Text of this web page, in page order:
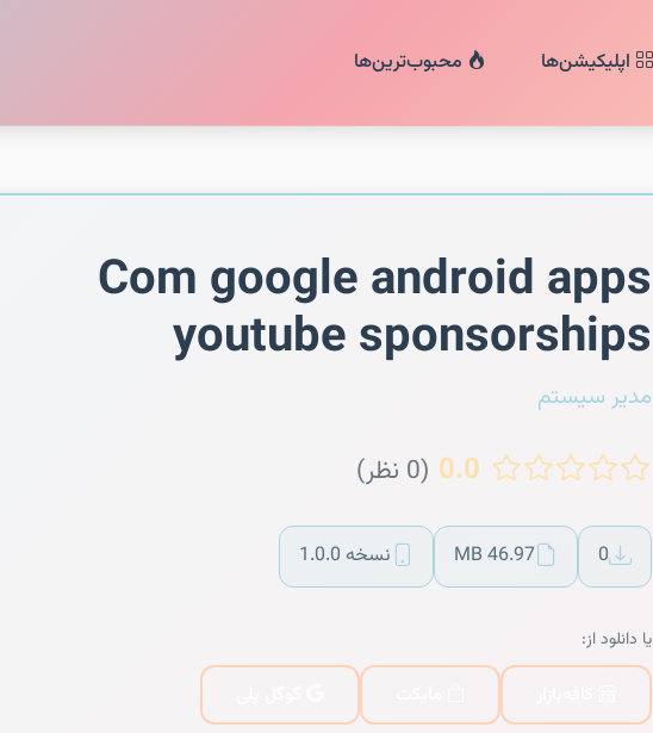
اپلیکیشن‌ها محبوب‌ترین‌ها
Com google android apps
youtube sponsorships
مدیر سیستم
0.0 (0 نظر)
0
46.97 MB نسخه 1.0.0
یا دانلود از: